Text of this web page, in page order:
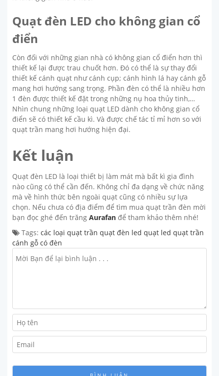
Quạt đèn LED cho không gian cổ
điển
Còn đối với những gian nhà có không gian cổ điển hơn thì
thiết kế lại được trau chuốt hơn. Đó có thể là sự thay đổi
thiết kế cánh quạt như cánh cụp; cánh hình lá hay cánh gỗ
mang hơi hướng sang trọng. Phần đèn có thể là nhiều hơn
1 đèn được thiết kế đặt trong những nụ hoa thủy tinh,…
Nhìn chung những loại quạt LED dành cho không gian cổ
điển sẽ có thiết kế cầu kì. Và được chế tác tỉ mỉ hơn so với
quạt trần mang hơi hướng hiện đại.
Kết luận
Quạt đèn LED là loại thiết bị làm mát mà bất kì gia đình
nào cũng có thể cần đến. Không chỉ đa dạng về chức năng
mà về hình thức bên ngoài quạt cũng có nhiều sự lựa
chọn. Nếu chưa có địa điểm để tìm mua quạt trần đèn mời
bạn đọc ghé đến trăng Aurafan để tham khảo thêm nhé!
Tags: các loại quạt trần quạt đèn led quạt led quạt trần
cánh gỗ có đèn